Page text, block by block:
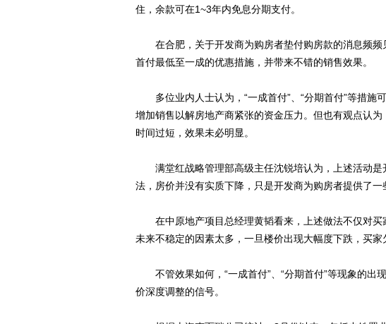
住，余款可在1~3年内免息分期支付。
在合肥，关于开发商为购房者垫付购房款的消息频频
首付最低至一成的优惠措施，并带来不错的销售效果。
多位业内人士认为，“一成首付”、“分期首付”等措施
增加销售以解房地产商紧张的资金压力。但也有观点认
时间过短，效果未必明显。
满堂红战略管理部高级主任沈锐培认为，上述活动是
法，房价并没有实质下降，只是开发商为购房者提供了一
在中原地产项目总经理黄韬看来，上述做法不仅对买
未来不稳定的因素太多，一旦楼价出现大幅度下跌，买家
不管效果如何，“一成首付”、“分期首付”等现象的出
价深度调整的信号。